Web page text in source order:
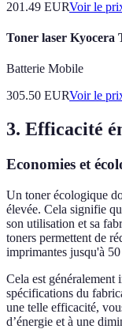
201.49 EURVoir le
Toner laser Kyocera
Batterie Mobile
305.50 EURVoir le
3. Efficacité
Economies et
Un toner écologique
élevée. Cela signifie
son utilisation et sa
toners permettent de
imprimantes jusqu'à
Cela est
spécifications du
une telle efficacité,
d’énergie et à une